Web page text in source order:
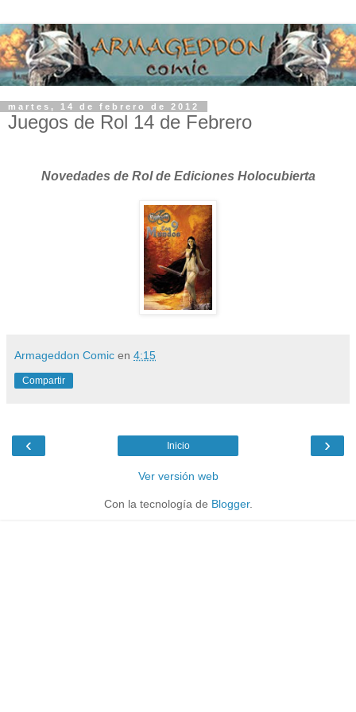
martes, 14 de febrero de 2012
Juegos de Rol 14 de Febrero
Novedades de Rol de Ediciones Holocubierta
Armageddon Comic en 4:15
Compartir
‹ ›
Inicio
Ver versión web
Con la tecnología de Blogger.